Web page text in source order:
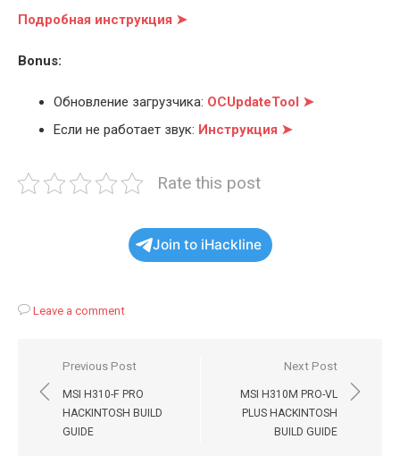
Подробная инструкция ➤
Bonus:
Обновление загрузчика: OCUpdateTool ➤
Если не работает звук: Инструкция ➤
Rate this post
Join to iHackline
Leave a comment
Навигация
по
записям
Previous Post
MSI H310-F PRO
HACKINTOSH BUILD
GUIDE
Next Post
MSI H310M PRO-VL
PLUS HACKINTOSH
BUILD GUIDE